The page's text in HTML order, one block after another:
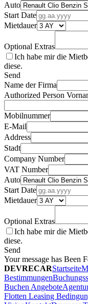
Auto
Start Date
Mietdauer
Optional Extras
Ich habe mir die
diese.
Send
Name der Firma
Authorized Person
Mobilnummer
E-Mail
Address
Stadt
Company Number
VAT Number
Auto
Start Date
Mietdauer
Optional Extras
Ich habe mir die
diese.
Send
Your message has Been
DEVRECARStartseite
Bestimmungen
Buchen Angebote
Flotten Leasing